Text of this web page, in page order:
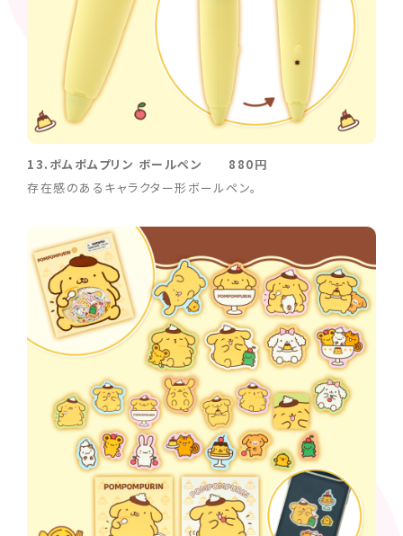
13.ポムポムプリン ボールペン 880円
存在感のあるキャラクター形ボールペン。